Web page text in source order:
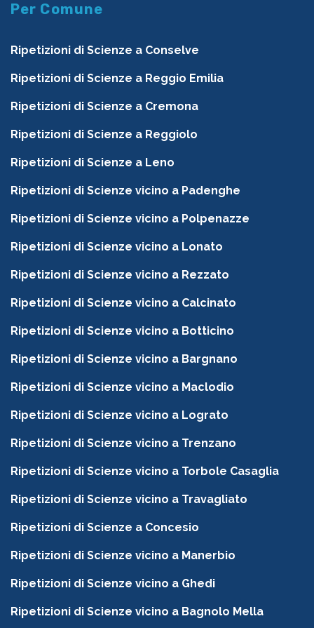
Per Comune
Ripetizioni di Scienze a Conselve
Ripetizioni di Scienze a Reggio Emilia
Ripetizioni di Scienze a Cremona
Ripetizioni di Scienze a Reggiolo
Ripetizioni di Scienze a Leno
Ripetizioni di Scienze vicino a Padenghe
Ripetizioni di Scienze vicino a Polpenazze
Ripetizioni di Scienze vicino a Lonato
Ripetizioni di Scienze vicino a Rezzato
Ripetizioni di Scienze vicino a Calcinato
Ripetizioni di Scienze vicino a Botticino
Ripetizioni di Scienze vicino a Bargnano
Ripetizioni di Scienze vicino a Maclodio
Ripetizioni di Scienze vicino a Lograto
Ripetizioni di Scienze vicino a Trenzano
Ripetizioni di Scienze vicino a Torbole Casaglia
Ripetizioni di Scienze vicino a Travagliato
Ripetizioni di Scienze a Concesio
Ripetizioni di Scienze vicino a Manerbio
Ripetizioni di Scienze vicino a Ghedi
Ripetizioni di Scienze vicino a Bagnolo Mella